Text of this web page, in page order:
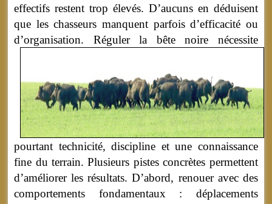
effectifs restent trop élevés. D’aucuns en déduisent
que les chasseurs manquent parfois d’efficacité ou
d’organisation. Réguler la bête noire nécessite
pourtant technicité, discipline et une connaissance
fine du terrain. Plusieurs pistes concrètes permettent
d’améliorer les résultats. D’abord, renouer avec des
comportements fondamentaux : déplacements